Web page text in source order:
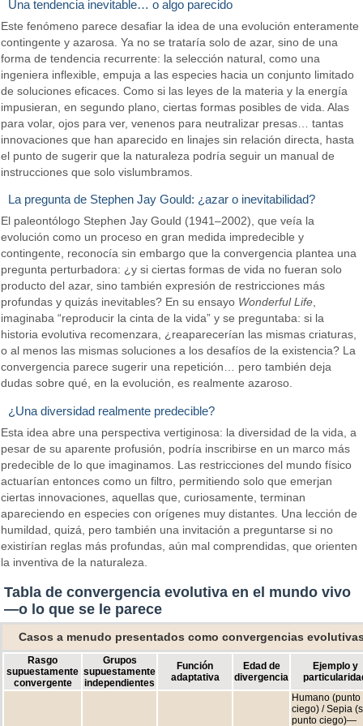
Una tendencia inevitable… o algo parecido
Este fenómeno parece desafiar la idea de una evolución enteramente
contingente y azarosa. Ya no se trataría solo de azar, sino de una
forma de tendencia recurrente: la selección natural, como una
ingeniera inflexible, empuja a las especies hacia un conjunto limitado
de soluciones eficaces. Como si las leyes de la materia y la energía
impusieran, en segundo plano, ciertas formas posibles de vida. Alas
para volar, ojos para ver, venenos para neutralizar presas… tantas
innovaciones que han aparecido en linajes sin relación directa, hasta
el punto de sugerir que la naturaleza podría seguir un manual de
instrucciones que solo vislumbramos.
La pregunta de Stephen Jay Gould: ¿azar o inevitabilidad?
El paleontólogo Stephen Jay Gould (1941–2002), que veía la
evolución como un proceso en gran medida impredecible y
contingente, reconocía sin embargo que la convergencia plantea una
pregunta perturbadora: ¿y si ciertas formas de vida no fueran solo
producto del azar, sino también expresión de restricciones más
profundas y quizás inevitables? En su ensayo Wonderful Life,
imaginaba “reproducir la cinta de la vida” y se preguntaba: si la
historia evolutiva recomenzara, ¿reaparecerían las mismas criaturas,
o al menos las mismas soluciones a los desafíos de la existencia? La
convergencia parece sugerir una repetición… pero también deja
dudas sobre qué, en la evolución, es realmente azaroso.
¿Una diversidad realmente predecible?
Esta idea abre una perspectiva vertiginosa: la diversidad de la vida, a
pesar de su aparente profusión, podría inscribirse en un marco más
predecible de lo que imaginamos. Las restricciones del mundo físico
actuarían entonces como un filtro, permitiendo solo que emerjan
ciertas innovaciones, aquellas que, curiosamente, terminan
apareciendo en especies con orígenes muy distantes. Una lección de
humildad, quizá, pero también una invitación a preguntarse si no
existirían reglas más profundas, aún mal comprendidas, que orienten
la inventiva de la naturaleza.
Tabla de convergencia evolutiva en el mundo vivo
—o lo que se le parece
Casos a menudo presentados como convergencias
Rasgo
supuestamente
convergente
Grupos
supuestamente
independientes
Función
adaptativa
Edad de
divergencia
Ejemplo y
Humano (punto
ciego) / Sepia
punto ciego)—